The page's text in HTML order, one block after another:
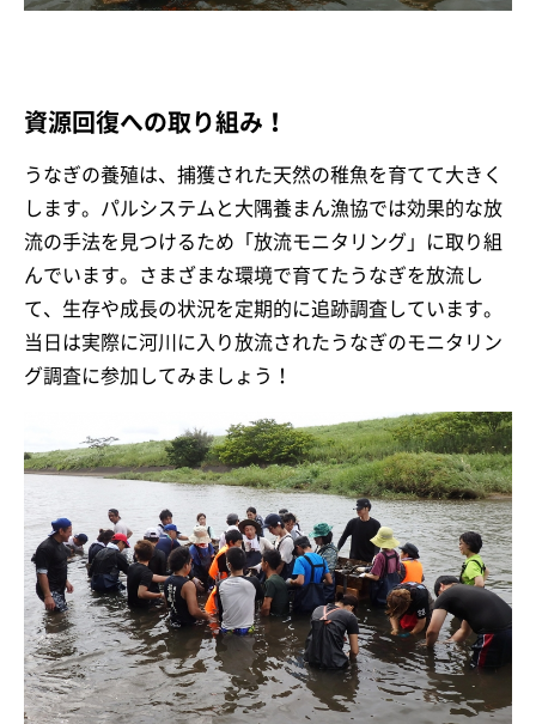
資源回復への取り組み！
うなぎの養殖は、捕獲された天然の稚魚を育てて大きく
します。パルシステムと大隅養まん漁協では効果的な放
流の手法を見つけるため「放流モニタリング」に取り組
んでいます。さまざまな環境で育てたうなぎを放流し
て、生存や成長の状況を定期的に追跡調査しています。
当日は実際に河川に入り放流されたうなぎのモニタリン
グ調査に参加してみましょう！